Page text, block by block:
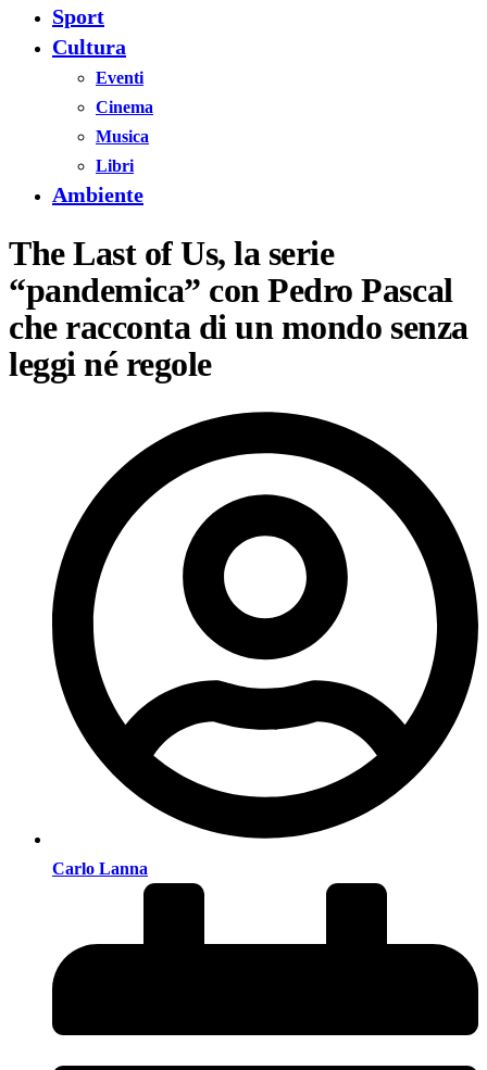
Sport
Cultura
Eventi
Cinema
Musica
Libri
Ambiente
The Last of Us, la serie
“pandemica” con Pedro Pascal
che racconta di un mondo senza
leggi né regole
Carlo Lanna